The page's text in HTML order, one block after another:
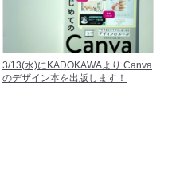
3/13(水)にKADOKAWAより Canva
のデザイン本を出版します！